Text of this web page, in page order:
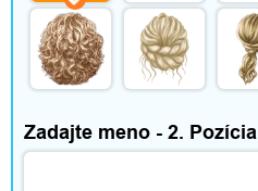
Zadajte meno - 2. Pozícia